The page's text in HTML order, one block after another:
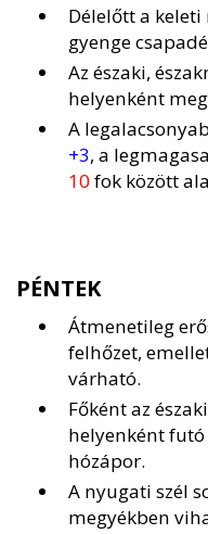
Délelőtt a
gyenge
Az északi,
helyenként
A
+3, a
10fok között
PÉNTEK
Átmenetileg
felhőzet,
várható.
Főként az
helyenként
hózápor.
A nyugati szél
megyékben